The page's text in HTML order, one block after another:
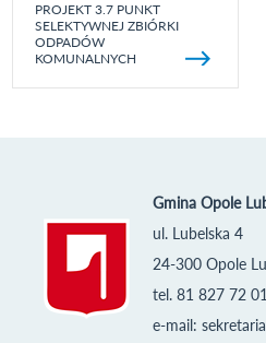
PROJEKT 3.7 PUNKT
SELEKTYWNEJ ZBIÓRKI
ODPADÓW
KOMUNALNYCH
Gmina Opole
ul. Lubelska 4
24-300 Opole
tel. 81 827 72
e-mail: